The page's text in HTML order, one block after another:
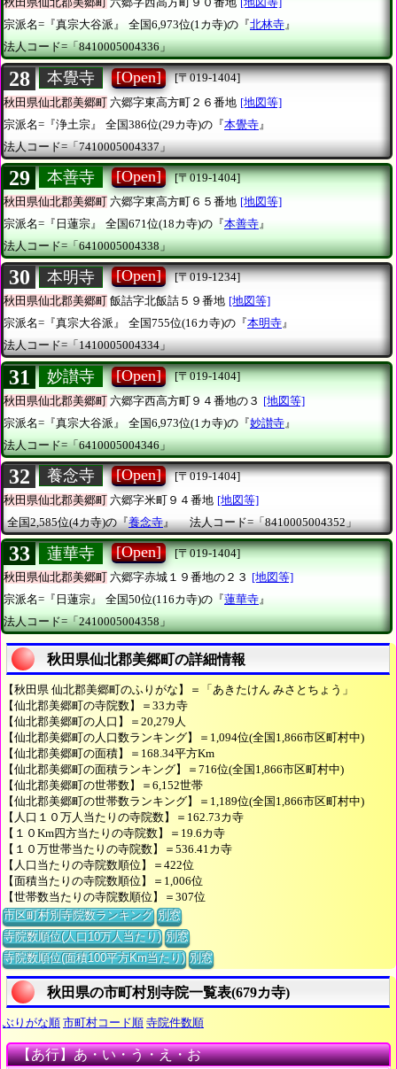
宗派名=『真宗大谷派』
全国6,973位(1カ寺)の『北林寺』
法人コード=「8410005004336」
28 本覺寺 [Open]
[〒019-1404]
秋田県仙北郡美郷町 六郷字東高方町２６番地 [地図等]
宗派名=『浄土宗』
全国386位(29カ寺)の『本覺寺 』
法人コード=「7410005004337」
29 本善寺 [Open]
[〒019-1404]
秋田県仙北郡美郷町 六郷字東高方町６５番地 [地図等]
宗派名=『日蓮宗』
全国671位(18カ寺)の『本善寺 』
法人コード=「6410005004338」
30 本明寺 [Open]
[〒019-1234]
秋田県仙北郡美郷町 飯詰字北飯詰５９番地 [地図等]
宗派名=『真宗大谷派』
全国755位(16カ寺)の『本明寺』
法人コード=「1410005004334」
31 妙讃寺 [Open]
[〒019-1404]
秋田県仙北郡美郷町 六郷字西高方町９４番地の３ [地図等]
宗派名=『真宗大谷派』
全国6,973位(1カ寺)の『妙讃寺 』
法人コード=「6410005004346」
32 養念寺 [Open]
[〒019-1404]
秋田県仙北郡美郷町 六郷字米町９４番地 [地図等]
全国2,585位(4カ寺)の『養念寺』 法人コード=「8410005004352」
33 蓮華寺 [Open]
[〒019-1404]
秋田県仙北郡美郷町 六郷字赤城１９番地の２３ [地図等]
宗派名=『日蓮宗』
全国50位(116カ寺)の『蓮華寺』
法人コード=「2410005004358」
秋田県仙北郡美郷町の詳細情報
【秋田県 仙北郡美郷町のふりがな】＝「あきたけん みさとちょう」
【仙北郡美郷町の寺院数】＝33カ寺
【仙北郡美郷町の人口】＝20,279人
【仙北郡美郷町の人口数ランキング】＝1,094位(全国1,866市区町村中)
【仙北郡美郷町の面積】＝168.34平方Km
【仙北郡美郷町の面積ランキング】＝716位(全国1,866市区町村中)
【仙北郡美郷町の世帯数】＝6,152世帯
【仙北郡美郷町の世帯数ランキング】＝1,189位(全国1,866市区町村中)
【人口１０万人当たりの寺院数】＝162.73カ寺
【１０Km四方当たりの寺院数】＝19.6カ寺
【１０万世帯当たりの寺院数】＝536.41カ寺
【人口当たりの寺院数順位】＝422位
【面積当たりの寺院数順位】＝1,006位
【世帯数当たりの寺院数順位】＝307位
市区町村別寺院数ランキング 別窓
寺院数順位(人口10万人当たり) 別窓
寺院数順位(面積100平方Km当たり) 別窓
秋田県の市町村別寺院一覧表(679カ寺)
ぶりがな順 市町村コード順 寺院件数順
【あ行】あ・い・う・え・お